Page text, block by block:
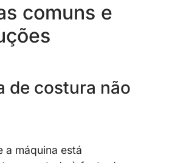
comuns e
de costura não
a máquina está